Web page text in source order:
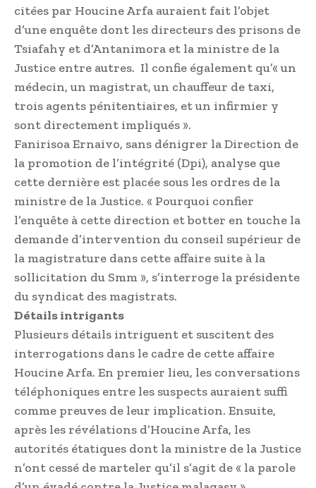
citées par Houcine Arfa auraient fait l’objet
d’une enquête dont les directeurs des prisons de
Tsiafahy et d’Antanimora et la ministre de la
Justice entre autres. Il confie également qu’« un
médecin, un magistrat, un chauffeur de taxi,
trois agents pénitentiaires, et un infirmier y
sont directement impliqués ».
Fanirisoa Ernaivo, sans dénigrer la Direction de
la promotion de l’intégrité (Dpi), analyse que
cette dernière est placée sous les ordres de la
ministre de la Justice. « Pourquoi confier
l’enquête à cette direction et botter en touche la
demande d’intervention du conseil supérieur de
la magistrature dans cette affaire suite à la
sollicitation du Smm », s’interroge la présidente
du syndicat des magistrats.
Détails intrigants
Plusieurs détails intriguent et suscitent des
interrogations dans le cadre de cette affaire
Houcine Arfa. En premier lieu, les conversations
téléphoniques entre les suspects auraient suffi
comme preuves de leur implication. Ensuite,
après les révélations d’Houcine Arfa, les
autorités étatiques dont la ministre de la Justice
n’ont cessé de marteler qu’il s’agit de « la parole